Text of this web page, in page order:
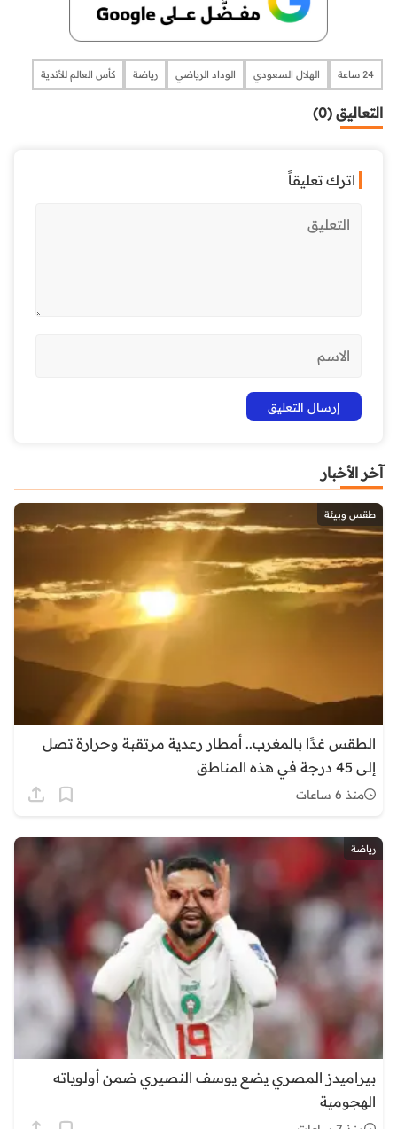
24 ساعة الهلال السعودي الوداد الرياضي رياضة كأس العالم للأندية
التعاليق (0)
اترك تعليقاً
آخر الأخبار
طقس وبيئة
الطقس غدًا بالمغرب.. أمطار رعدية مرتقبة وحرارة تصل
إلى 45 درجة في هذه المناطق
منذ 6 ساعات
رياضة
بيراميدز المصري يضع يوسف النصيري ضمن أولوياته
الهجومية